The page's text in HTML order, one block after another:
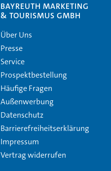
BAYREUTH MARKETING
& TOURISMUS GMBH
Über Uns
Presse
Service
Prospektbestellung
Häufige Fragen
Außenwerbung
Datenschutz
Barrierefreiheitserklärung
Impressum
Vertrag widerrufen